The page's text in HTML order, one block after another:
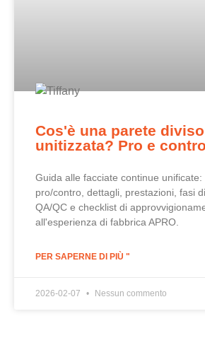
Cos'è una parete
unitizzata? Pro e contro
Guida alle facciate continue unificate:
pro/contro, dettagli, prestazioni, fasi
QA/QC e checklist di
all'esperienza di fabbrica APRO.
PER SAPERNE DI PIÙ "
2026-02-07 Nessun commento